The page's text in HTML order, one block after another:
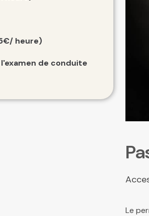
heure)
de conduite
Le